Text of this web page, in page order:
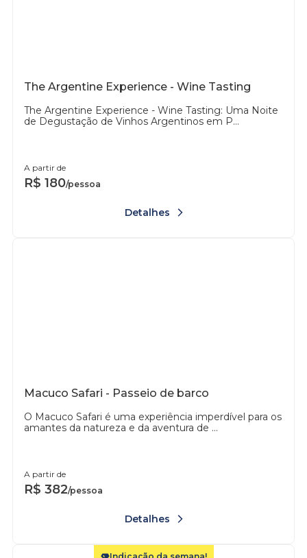
The Argentine Experience - Wine Tasting
The Argentine Experience - Wine Tasting: Uma Noite
de Degustação de Vinhos Argentinos em P...
A partir de
R$ 180/pessoa
Detalhes
Macuco Safari - Passeio de barco
O Macuco Safari é uma experiência imperdível para os
amantes da natureza e da aventura de ...
A partir de
R$ 382/pessoa
Detalhes